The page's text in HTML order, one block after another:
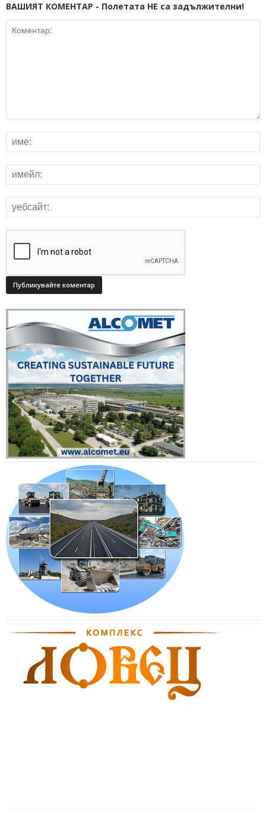
ВАШИЯТ КОМЕНТАР - Полетата НЕ са задължителни!